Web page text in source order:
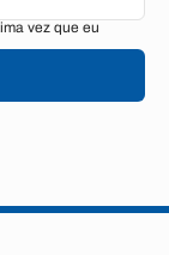
vez que eu